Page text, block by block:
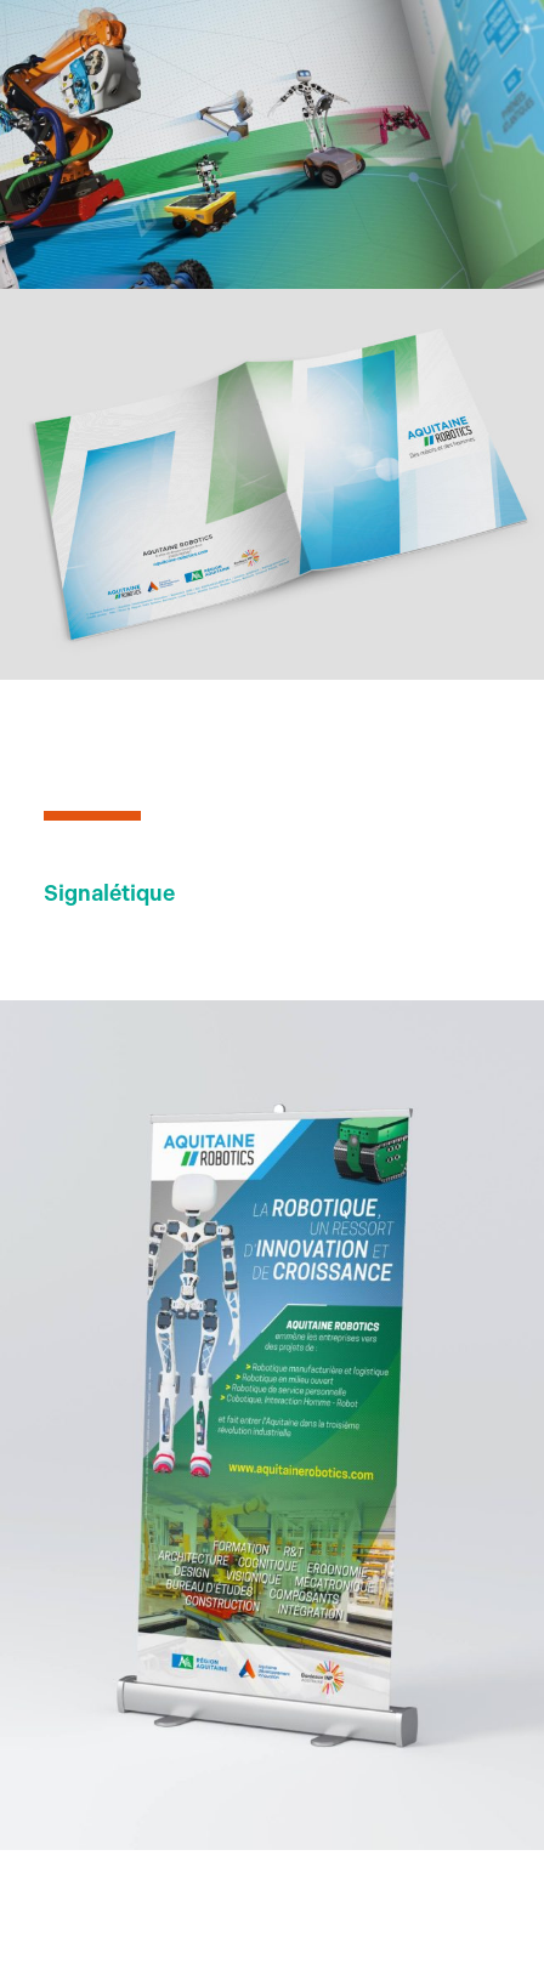
Signalétique